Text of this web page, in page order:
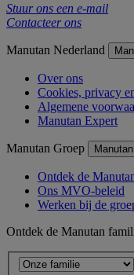
Stuur ons een e-mail
Contacteer ons
Manutan Nederland
Over ons
Cookies, privacy
Algemene
Manutan Expert
Manutan Groep
Ontdek de
Ons MVO-beleid
Werken bij de
Ontdek de Manutan